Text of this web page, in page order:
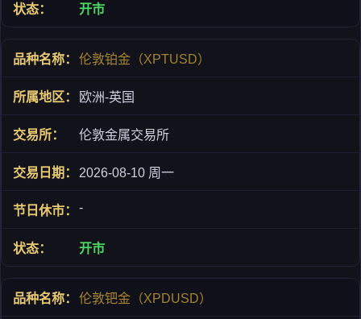
开市
伦敦铂金（XPTUSD）
欧洲-英国
伦敦金属交易所
2026-08-10 周一
-
开市
伦敦钯金（XPDUSD）